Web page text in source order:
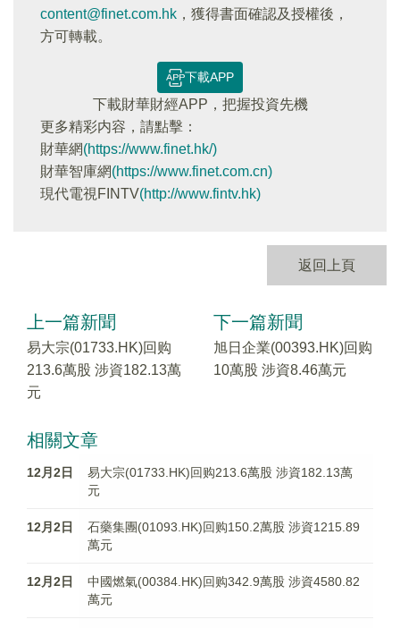
content@finet.com.hk ，獲得書面確認及授權後，
方可轉載。
下載APP
下載財華財經APP，把握投資先機
更多精彩内容，請點擊：
財華網(https://www.finet.hk/)
財華智庫網(https://www.finet.com.cn)
現代電視FINTV(http://www.fintv.hk)
返回上頁
上一篇新聞
易大宗(01733.HK)回购
213.6萬股 涉資182.13萬
元
下一篇新聞
旭日企業(00393.HK)回购
10萬股 涉資8.46萬元
相關文章
12月2日
易大宗(01733.HK)回购213.6萬股 涉資182.13萬
元
12月2日
石藥集團(01093.HK)回购150.2萬股 涉資1215.89
萬元
12月2日
中國燃氣(00384.HK)回购342.9萬股 涉資4580.82
萬元